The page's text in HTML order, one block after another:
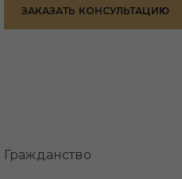
ЗАКАЗАТЬ КОНСУЛЬТАЦИЮ
Гражданство